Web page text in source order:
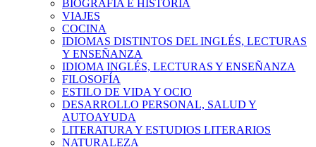
BIOGRAFÍA E HISTÓRIA
VIAJES
COCINA
IDIOMAS DISTINTOS DEL INGLÉS, LECTURAS
Y ENSEÑANZA
IDIOMA INGLÉS, LECTURAS Y ENSEÑANZA
FILOSOFÍA
ESTILO DE VIDA Y OCIO
DESARROLLO PERSONAL, SALUD Y
AUTOAYUDA
LITERATURA Y ESTUDIOS LITERARIOS
NATURALEZA